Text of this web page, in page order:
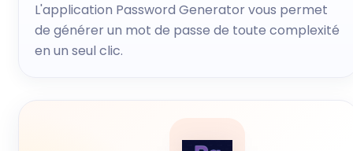
L'application Password Generator vous permet
de générer un mot de passe de toute complexité
en un seul clic.